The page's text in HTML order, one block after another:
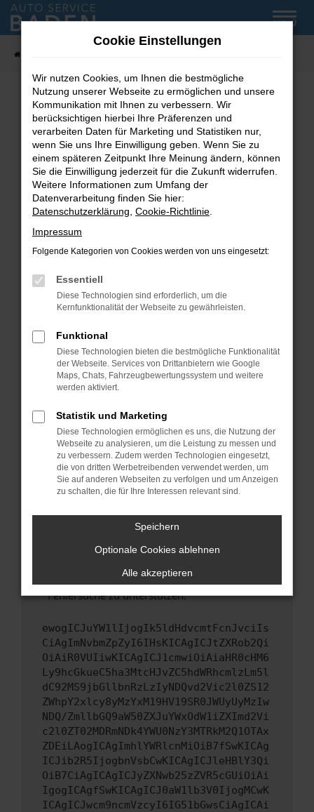
Zum
Hauptinhalt
MENÜ
Fehler: Network Error
Beim Laden ist ein Fehler aufgetreten.
Hier sind ein paar Tipps, die dir helfen können:
Überprüfe deine Firewall und deine
Internetverbindung.
Laden andere Webseiten, zum Beispiel deine
Suchmaschine?
Prüfe deine Browsererweiterungen.
können das Laden bestimmter Seiten
verhindern. Funktioniert die Seite in einem
Fenster?
Starte dein Gerät neu.
Das kann manchmal helfen, vorübergehende
Probleme zu beheben.
Betriebssystem auf dem neuesten Stand
sind.
Veraltete Software birgt nicht nur ein
Sicherheitsrisiko, sondern kann auch dazu
führen, dass bestimmte Funktionen nicht mehr
unterstützt werden.
Wende dich an den Webseitenbetreiber.
Wenn du alle oben genannten Schritte versucht
hast, kontaktiere uns bitte. Wir werden
uns diesen Text schicken, um uns bei der
Fehlersuche zu unterstützen:
ewogICJuYW1lIjogIk5ldHdvcmtFcnJvciIs
CiAgImNvbmZpZyI6IHsKICAgICJtZXRob2Qi
OiAiR0VUIiwKICAgICJ1cmwiOiAiaHR0cHM6
Ly9hcGkueC5ha3MtcHJvZC5hdWRhcmlzLm5l
dC92MS9jbGllbnRzLzIyNDQvd2Vic2l0ZS12
ZWhpY2xlcy8yMzYxM19HV19SR0JWUyUyMzIw
NDQ/ZmllbGQ9aW50ZXJuYWxOdW1iZXImd2Vi
c2l0ZT02MDRmNDk4YWU0NzY3MTRkM2Q1OTAx
ZDEiLAogICAgImhlYWRlcnMiOiB7fSwKICAg
ICJib2R5IjogbnVsbCwKICAgICJleHBlY3Qi
OiB7CiAgICAgICJyZXNwb25zZVR5cGUiOiAi
IgogICAgfSwKICAgICJ0aW1lb3V0IjogMCwK
ICAgICJwcm9ncmVzcyI6IG51bGwsCiAgICAi
Cookie Einstellungen
Wir nutzen Cookies, um Ihnen die bestmögliche
Nutzung unserer Webseite zu ermöglichen und unsere
Kommunikation mit Ihnen zu verbessern. Wir
berücksichtigen hierbei Ihre Präferenzen und
verarbeiten Daten für Marketing und Statistiken nur,
wenn Sie uns Ihre Einwilligung geben. Wenn Sie zu
einem späteren Zeitpunkt Ihre Meinung ändern, können
Sie die Einwilligung jederzeit für die Zukunft widerrufen.
Weitere Informationen zum Umfang der
Datenverarbeitung finden Sie hier:
Datenschutzerklärung Cookie-Richtlinie
Impressum
Folgende Kategorien von Cookies werden von uns eingesetzt:
Essentiell
Diese Technologien sind erforderlich, um die
Kernfunktionalität der Webseite zu gewährleisten.
Funktional
Diese Technologien bieten die bestmögliche Funktionalität
der Webseite. Services von Drittanbietern wie Google
Maps, Chats, Fahrzeugbewertungssystem und weitere
werden aktiviert.
Statistik und Marketing
Diese Technologien ermöglichen es uns, die Nutzung der
Webseite zu analysieren, um die Leistung zu messen und
zu verbessern. Zudem werden Technologien eingesetzt,
die von dritten Werbetreibenden verwendet werden, um
Sie auf anderen Webseiten zu verfolgen und um Anzeigen
zu schalten, die für Ihre Interessen relevant sind.
Speichern
Optionale Cookies ablehnen
Alle akzeptieren